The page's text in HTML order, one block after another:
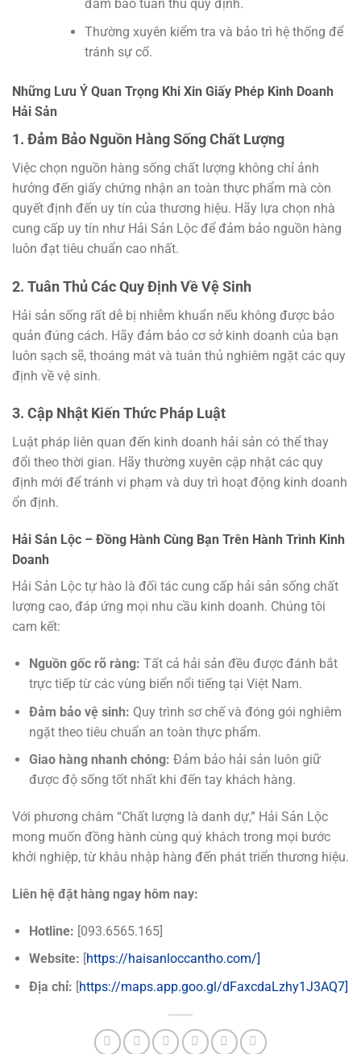
đảm bảo tuân thủ quy định.
Thường xuyên kiểm tra và bảo trì hệ thống để
tránh sự cố.
Những Lưu Ý Quan Trọng Khi Xin Giấy Phép Kinh Doanh
Hải Sản
1. Đảm Bảo Nguồn Hàng Sống Chất Lượng
Việc chọn nguồn hàng sống chất lượng không chỉ ảnh
hưởng đến giấy chứng nhận an toàn thực phẩm mà còn
quyết định đến uy tín của thương hiệu. Hãy lựa chọn nhà
cung cấp uy tín như Hải Sản Lộc để đảm bảo nguồn hàng
luôn đạt tiêu chuẩn cao nhất.
2. Tuân Thủ Các Quy Định Về Vệ Sinh
Hải sản sống rất dễ bị nhiễm khuẩn nếu không được bảo
quản đúng cách. Hãy đảm bảo cơ sở kinh doanh của bạn
luôn sạch sẽ, thoáng mát và tuân thủ nghiêm ngặt các quy
định về vệ sinh.
3. Cập Nhật Kiến Thức Pháp Luật
Luật pháp liên quan đến kinh doanh hải sản có thể thay
đổi theo thời gian. Hãy thường xuyên cập nhật các quy
định mới để tránh vi phạm và duy trì hoạt động kinh doanh
ổn định.
Hải Sản Lộc – Đồng Hành Cùng Bạn Trên Hành Trình Kinh
Doanh
Hải Sản Lộc tự hào là đối tác cung cấp hải sản sống chất
lượng cao, đáp ứng mọi nhu cầu kinh doanh. Chúng tôi
cam kết:
Nguồn gốc rõ ràng: Tất cả hải sản đều được đánh bắt
trực tiếp từ các vùng biển nổi tiếng tại Việt Nam.
Đảm bảo vệ sinh: Quy trình sơ chế và đóng gói nghiêm
ngặt theo tiêu chuẩn an toàn thực phẩm.
Giao hàng nhanh chóng: Đảm bảo hải sản luôn giữ
được độ sống tốt nhất khi đến tay khách hàng.
Với phương châm “Chất lượng là danh dự,” Hải Sản Lộc
mong muốn đồng hành cùng quý khách trong mọi bước
khởi nghiệp, từ khâu nhập hàng đến phát triển thương hiệu.
Liên hệ đặt hàng ngay hôm nay:
Hotline: [093.6565.165]
Website: [https://haisanloccantho.com/]
Địa chỉ: [https://maps.app.goo.gl/dFaxcdaLzhy1J3AQ7]